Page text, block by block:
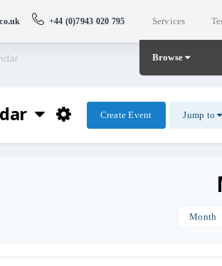
+44 (0)7943 020 795 Services
Browse
Create Event Jump to
Month